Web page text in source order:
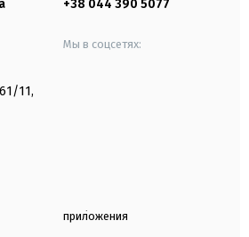
+38 044 390 5077
61/11,
Мы в соцсетях:
приложения